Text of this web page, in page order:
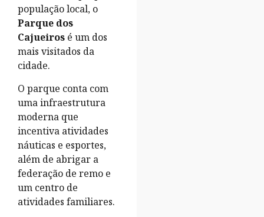
população local, o
Parque dos
Cajueiros é um dos
mais visitados da
cidade.
O parque conta com
uma infraestrutura
moderna que
incentiva atividades
náuticas e esportes,
além de abrigar a
federação de remo e
um centro de
atividades familiares.